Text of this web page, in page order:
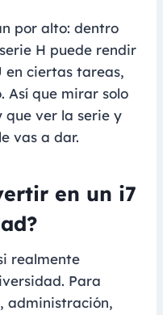
por alto: dentro
H puede rendir
en ciertas tareas,
Así que mirar solo
que ver la serie y
vas a dar.
en un i7
realmente
Para
administración,